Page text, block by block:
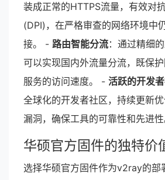
装成正常的HTTPS流量，有效对
(DPI)，在严格审查的网络环境中
接。 - 路由智能分流：通过精细
可以实现国内外流量分流，既保
服务的访问速度。 - 活跃的开发
全球化的开发者社区，持续更新
漏洞，确保工具的可靠性和先进性
华硕官方固件的独特价
选择华硕官方固件作为v2ray的部